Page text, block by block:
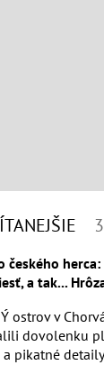
českého
a tak...
ostrov v
dovolenku
a pikatné detaily